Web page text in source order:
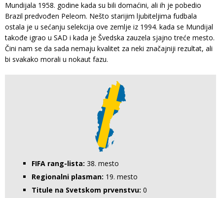
Mundijala 1958. godine kada su bili domaćini, ali ih je pobedio
Brazil predvođen Peleom. Nešto starijim ljubiteljima fudbala
ostala je u sećanju selekcija ove zemlje iz 1994. kada se Mundijal
takođe igrao u SAD i kada je Švedska zauzela sjajno treće mesto.
Čini nam se da sada nemaju kvalitet za neki značajniji rezultat, ali
bi svakako morali u nokaut fazu.
FIFA rang-lista: 38. mesto
Regionalni plasman: 19. mesto
Titule na Svetskom prvenstvu: 0